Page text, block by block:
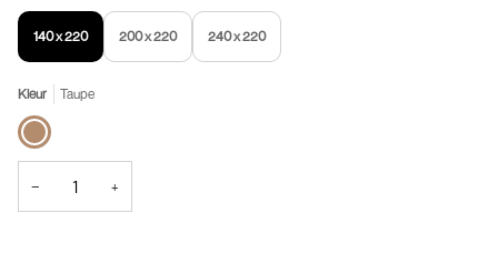
140 x 220 200 x 220 240 x 220
Kleur Taupe
Taupe
− +